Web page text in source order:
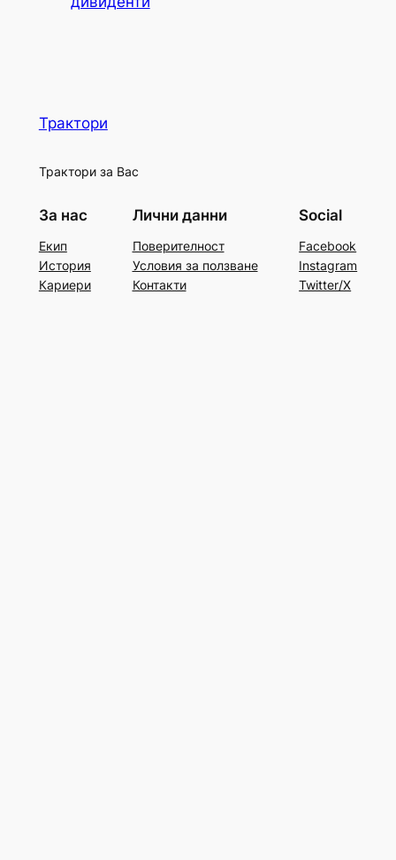
Трактори
Трактори за Вас
За нас
Екип
История
Кариери
Лични данни
Поверителност
Условия за ползване
Контакти
Social
Facebook
Instagram
Twitter/X